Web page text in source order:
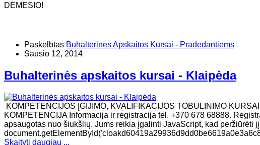
DĖMESIO!
Paskelbtas Buhalterinės Apskaitos Kursai - Pradedantiems
Sausio 12, 2014
Buhalterinės apskaitos kursai - Klaipėda
KOMPETENCIJOS ĮGIJIMO, KVALIFIKACIJOS TOBULINIMO
KOMPETENCIJA Informacija ir registracija tel. +370 678 68888.
apsaugotas nuo šiukšlių. Jums reikia įgalinti JavaScript, kad peržiūrėti
Skaityti daugiau ...